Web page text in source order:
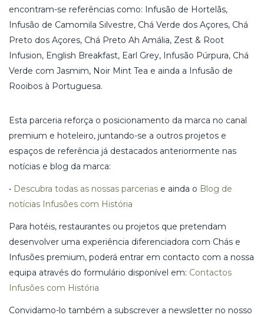
encontram-se referências como: Infusão de Hortelãs,
Infusão de Camomila Silvestre, Chá Verde dos Açores, Chá
Preto dos Açores, Chá Preto Ah Amália, Zest & Root
Infusion, English Breakfast, Earl Grey, Infusão Púrpura, Chá
Verde com Jasmim, Noir Mint Tea e ainda a Infusão de
Rooibos à Portuguesa.
Esta parceria reforça o posicionamento da marca no canal
premium e hoteleiro, juntando-se a outros projetos e
espaços de referência já destacados anteriormente nas
notícias e blog da marca:
• Descubra todas as nossas parcerias e ainda o Blog de
notícias Infusões com História
Para hotéis, restaurantes ou projetos que pretendam
desenvolver uma experiência diferenciadora com Chás e
Infusões premium, poderá entrar em contacto com a nossa
equipa através do formulário disponível em: Contactos
Infusões com História
Convidamo-lo também a subscrever a newsletter no nosso